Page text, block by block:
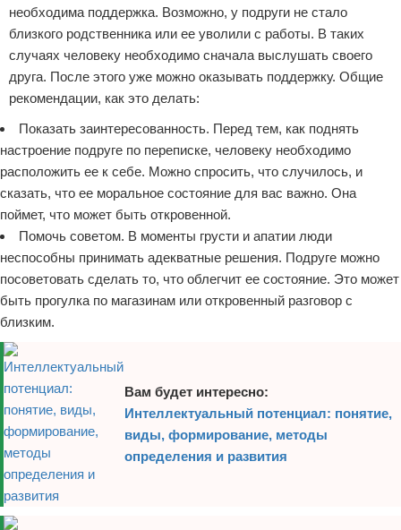
необходима поддержка. Возможно, у подруги не стало
близкого родственника или ее уволили с работы. В таких
случаях человеку необходимо сначала выслушать своего
друга. После этого уже можно оказывать поддержку. Общие
рекомендации, как это делать:
Показать заинтересованность. Перед тем, как поднять
настроение подруге по переписке, человеку необходимо
расположить ее к себе. Можно спросить, что случилось, и
сказать, что ее моральное состояние для вас важно. Она
поймет, что может быть откровенной.
Помочь советом. В моменты грусти и апатии люди
неспособны принимать адекватные решения. Подруге можно
посоветовать сделать то, что облегчит ее состояние. Это может
быть прогулка по магазинам или откровенный разговор с
близким.
Вам будет интересно:
Интеллектуальный потенциал: понятие,
виды, формирование, методы
определения и развития